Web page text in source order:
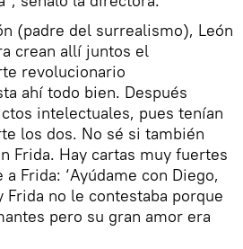
(padre del surrealismo), León
crean allí juntos el
revolucionario
ahí todo bien. Después
intelectuales, pues tenían
los dos. No sé si también
Frida. Hay cartas muy fuertes
Frida: ‘Ayúdame con Diego,
no le contestaba porque
pero su gran amor era